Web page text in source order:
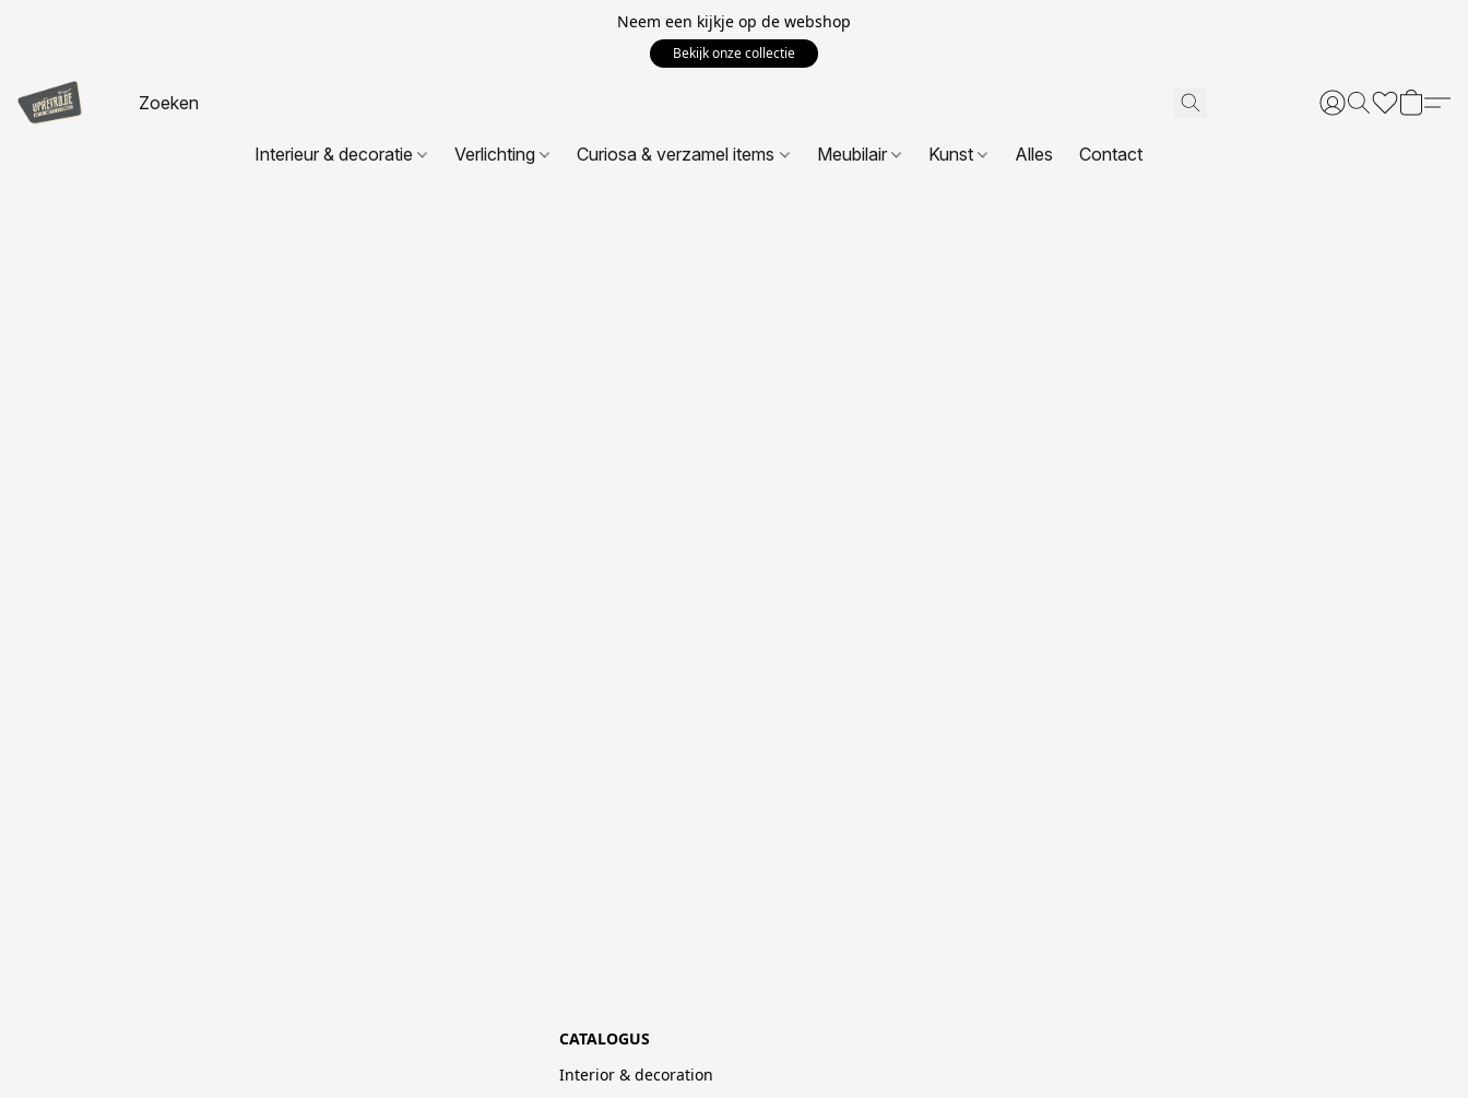
Neem een kijkje op de webshop
Bekijk onze collectie
Interieur & decoratie Verlichting Curiosa & verzamel items Meubilair Kunst Alles Contact
CATALOGUS
Interior & decoration